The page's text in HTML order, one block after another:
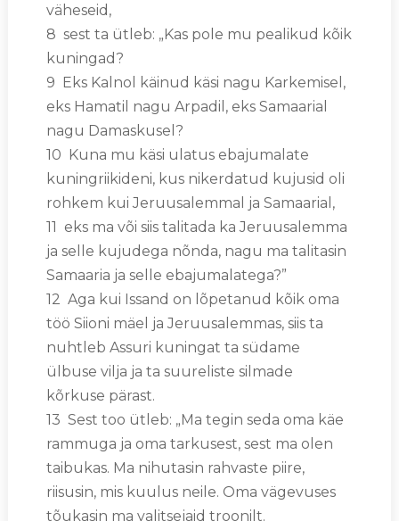
väheseid,
8 sest ta ütleb: „Kas pole mu pealikud kõik
kuningad?
9 Eks Kalnol käinud käsi nagu Karkemisel,
eks Hamatil nagu Arpadil, eks Samaarial
nagu Damaskusel?
10 Kuna mu käsi ulatus ebajumalate
kuningriikideni, kus nikerdatud kujusid oli
rohkem kui Jeruusalemmal ja Samaarial,
11 eks ma või siis talitada ka Jeruusalemma
ja selle kujudega nõnda, nagu ma talitasin
Samaaria ja selle ebajumalatega?”
12 Aga kui Issand on lõpetanud kõik oma
töö Siioni mäel ja Jeruusalemmas, siis ta
nuhtleb Assuri kuningat ta südame
ülbuse vilja ja ta suureliste silmade
kõrkuse pärast.
13 Sest too ütleb: „Ma tegin seda oma käe
rammuga ja oma tarkusest, sest ma olen
taibukas. Ma nihutasin rahvaste piire,
riisusin, mis kuulus neile. Oma vägevuses
tõukasin ma valitsejaid troonilt.